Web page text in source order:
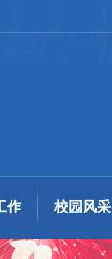
作 校园风采